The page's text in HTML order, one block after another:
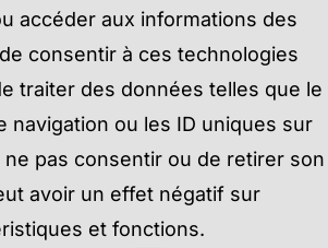
accéder aux informations des
consentir à ces technologies
traiter des données telles que le
navigation ou les ID uniques sur
pas consentir ou de retirer son
avoir un effet négatif sur
et fonctions.